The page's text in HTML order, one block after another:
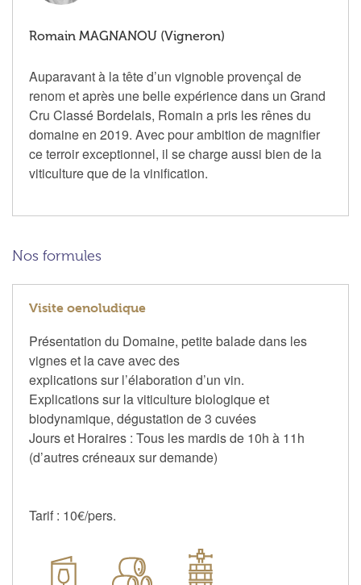
Romain MAGNANOU (Vigneron)
Auparavant à la tête d’un vignoble provençal de
renom et après une belle expérience dans un Grand
Cru Classé Bordelais, Romain a pris les rênes du
domaine en 2019. Avec pour ambition de magnifier
ce terroir exceptionnel, il se charge aussi bien de la
viticulture que de la vinification.
Nos formules
Visite oenoludique
Présentation du Domaine, petite balade dans les
vignes et la cave avec des
explications sur l’élaboration d’un vin.
Explications sur la viticulture biologique et
biodynamique, dégustation de 3 cuvées
Jours et Horaires : Tous les mardis de 10h à 11h
(d’autres créneaux sur demande)
Tarif : 10€/pers.